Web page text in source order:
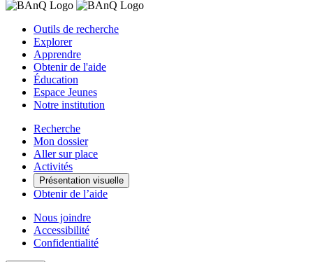
Outils de recherche
Explorer
Apprendre
Obtenir de l'aide
Éducation
Espace Jeunes
Notre institution
Recherche
Mon dossier
Aller sur place
Activités
Présentation visuelle
Obtenir de l’aide
Nous joindre
Accessibilité
Confidentialité